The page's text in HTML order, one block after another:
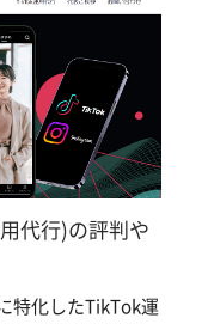
代行)の評判や
特化したTikTok運